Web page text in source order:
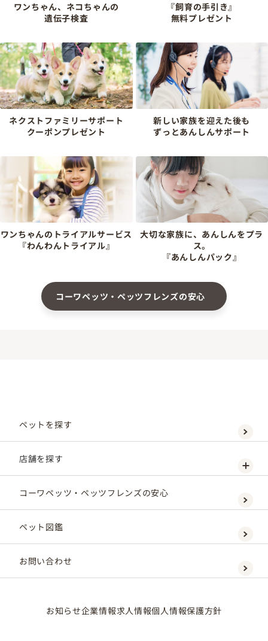
ワンちゃん、ネコちゃんの
遺伝子検査
『飼育の手引き』
無料プレゼント
ネクストファミリーサポート
クーポンプレゼント
新しい家族を迎えた後も
ずっとあんしんサポート
ワンちゃんのトライアルサービス
『わんわんトライアル』
大切な家族に、あんしんをプラ
ス。
『あんしんパック』
コーワペッツ・ペッツフレンズの安心
ペットを探す
店舗を探す
コーワペッツ・ペッツフレンズの安心
ペット図鑑
お問い合わせ
お知らせ企業情報求人情報個人情報保護方針